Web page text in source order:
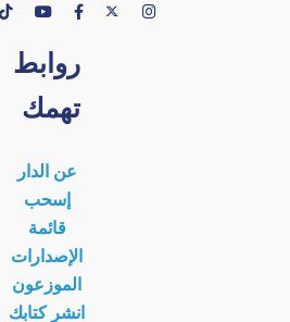
روابط
تهمك
عن الدار
إسحب
قائمة
الإصدارات
الموزعون
انشر كتابك